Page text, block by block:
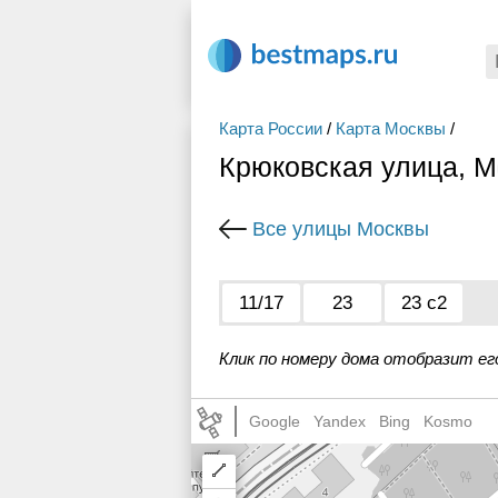
Карта России / Карта Москвы /
Крюковская улица,
Все улицы Москвы
11/17 23 23 с2
Клик по номеру дома отобразит
Google Yandex Bing Kosmo
Draw